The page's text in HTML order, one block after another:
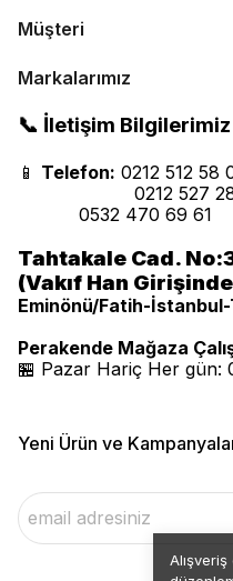
Müşteri
Markalarımız
📞 İletişim Bilgilerimiz
📱 Telefon: 0212 512 58
0212
0532 470 69 61
Tahtakale Cad.
(Vakıf Han
Eminönü/Fatih-İstanbul-
Perakende Mağaza
🏪 Pazar Hariç Her gün:
Yeni Ürün ve